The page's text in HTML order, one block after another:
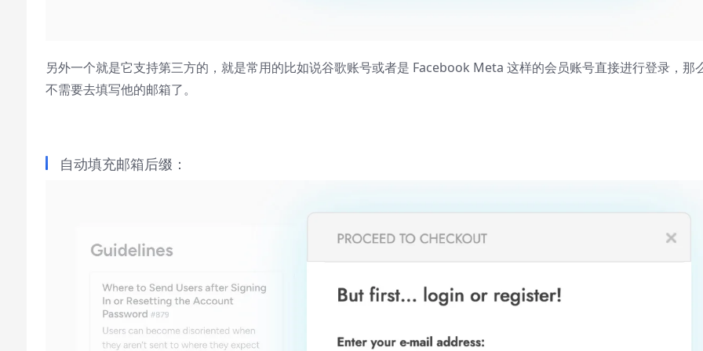
另外一个就是它支持第三方的，就是常用的比如说谷歌账号或者是 Facebook Meta 这样的会员账号直接进行登录，那
不需要去填写他的邮箱了。
自动填充邮箱后缀：